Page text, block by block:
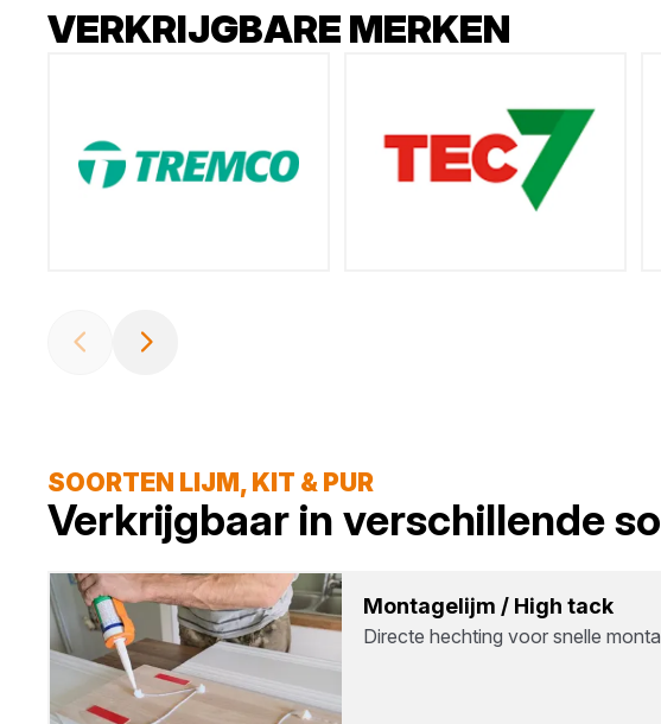
VERKRIJGBARE MERKEN
SOORTEN LIJM, KIT & PUR
Verkrijgbaar in verschillende
Mon­ta­ge­lijm / High tack
Directe hechting voor snelle